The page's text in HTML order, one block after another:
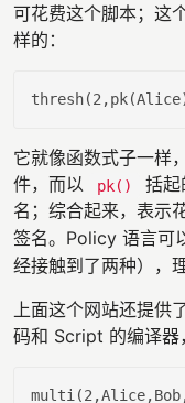
可花费这个脚本；这
样的：
它就像函数式子一样
件，而以
pk()
括起
名；综合起来，表示
签名。Policy 语言可
经接触到了两种），
上面这个网站还提
码和 Script 的编译器